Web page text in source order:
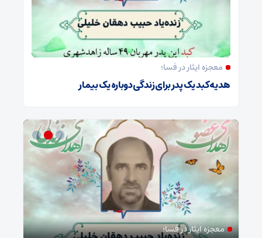
معجزه ایثار در فسا؛
هدیه کبد یک پدر برای زندگی دوباره یک بیمار
معجزه ایثار در فسا؛